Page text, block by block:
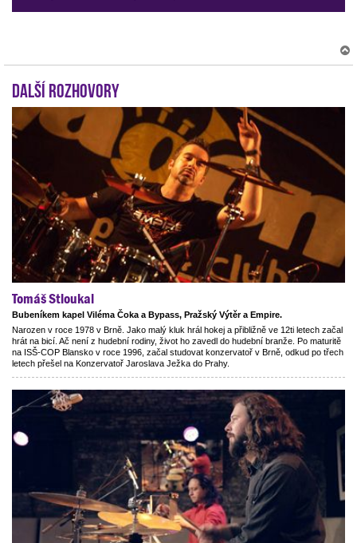
Další rozhovory
Tomáš Stloukal
Bubeníkem kapel Viléma Čoka a Bypass, Pražský Výtěr a Empire.
Narozen v roce 1978 v Brně. Jako malý kluk hrál hokej a přibližně ve 12ti letech začal
hrát na bicí. Ač není z hudební rodiny, život ho zavedl do hudební branže. Po maturitě
na ISŠ-COP Blansko v roce 1996, začal studovat konzervatoř v Brně, odkud po třech
letech přešel na Konzervatoř Jaroslava Ježka do Prahy.